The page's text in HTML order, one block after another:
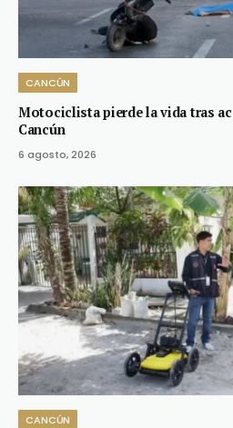
CANCÚN
Motociclista pierde la vida tras
Cancún
6 agosto, 2026
CANCÚN